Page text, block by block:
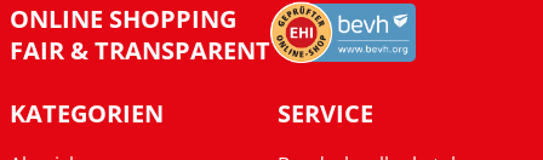
ONLINE SHOPPING
FAIR & TRANSPARENT
KATEGORIEN
SERVICE